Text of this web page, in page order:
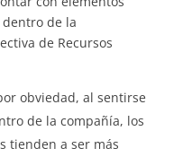
de la
de Recursos
obviedad, al sentirse
de la compañía, los
tienden a ser más